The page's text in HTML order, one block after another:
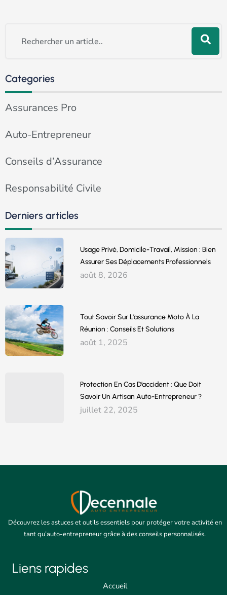
Categories
Assurances Pro
Auto-Entrepreneur
Conseils d’Assurance
Responsabilité Civile
Derniers articles
Usage Privé, Domicile-Travail, Mission : Bien
Assurer Ses Déplacements Professionnels
août 8, 2026
Tout Savoir Sur L’assurance Moto À La
Réunion : Conseils Et Solutions
août 1, 2025
Protection En Cas D’accident : Que Doit
Savoir Un Artisan Auto-Entrepreneur ?
juillet 22, 2025
Découvrez les astuces et outils essentiels pour protéger votre activité en
tant qu’auto-entrepreneur grâce à des conseils personnalisés.
Liens rapides
Accueil